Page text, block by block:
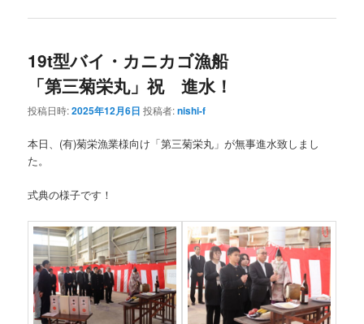
19t型バイ・カニカゴ漁船
「第三菊栄丸」祝 進水！
投稿日時:2025年12月6日 投稿者:nishi-f
本日、(有)菊栄漁業様向け「第三菊栄丸」が無事進水致しまし
た。
式典の様子です！